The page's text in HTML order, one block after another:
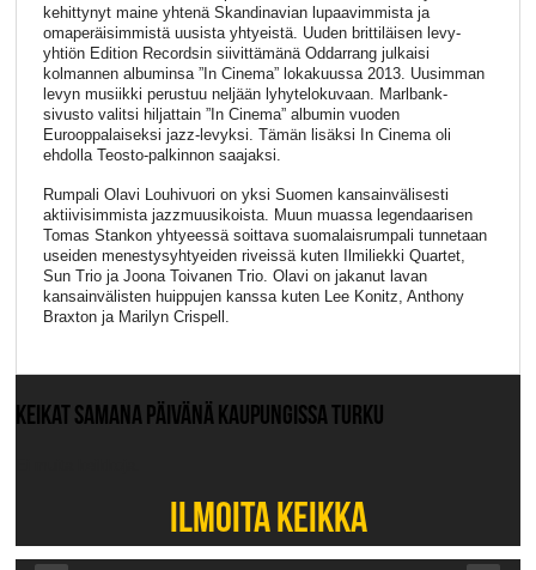
kehittynyt maine yhtenä Skandinavian lupaavimmista ja
omaperäisimmistä uusista yhtyeistä. Uuden brittiläisen levy-
yhtiön Edition Recordsin siivittämänä Oddarrang julkaisi
kolmannen albuminsa ”In Cinema” lokakuussa 2013. Uusimman
levyn musiikki perustuu neljään lyhytelokuvaan. Marlbank-
sivusto valitsi hiljattain ”In Cinema” albumin vuoden
Eurooppalaiseksi jazz-levyksi. Tämän lisäksi In Cinema oli
ehdolla Teosto-palkinnon saajaksi.
Rumpali Olavi Louhivuori on yksi Suomen kansainvälisesti
aktiivisimmista jazzmuusikoista. Muun muassa legendaarisen
Tomas Stankon yhtyeessä soittava suomalaisrumpali tunnetaan
useiden menestysyhtyeiden riveissä kuten Ilmiliekki Quartet,
Sun Trio ja Joona Toivanen Trio. Olavi on jakanut lavan
kansainvälisten huippujen kanssa kuten Lee Konitz, Anthony
Braxton ja Marilyn Crispell.
KEIKAT SAMANA PÄIVÄNÄ KAUPUNGISSA TURKU
ILMOITA KEIKKA